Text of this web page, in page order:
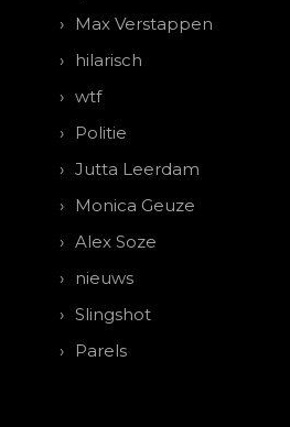
Max Verstappen
hilarisch
wtf
Politie
Jutta Leerdam
Monica Geuze
Alex Soze
nieuws
Slingshot
Parels